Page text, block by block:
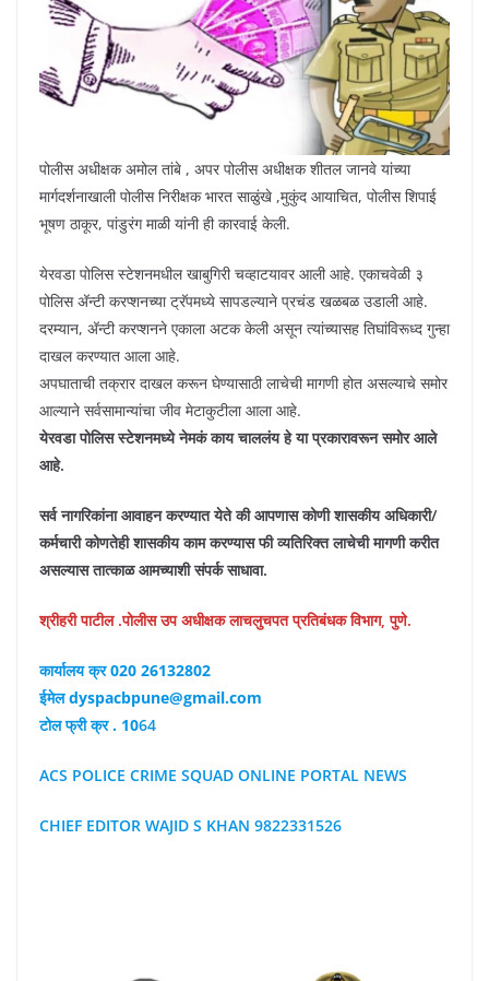
पोलीस अधीक्षक अमोल तांबे , अपर पोलीस अधीक्षक शीतल जानवे यांच्या
मार्गदर्शनाखाली पोलीस निरीक्षक भारत साळुंखे ,मुकुंद आयाचित, पोलीस शिपाई
भूषण ठाकूर, पांडुरंग माळी यांनी ही कारवाई केली.
येरवडा पोलिस स्टेशनमधील खाबुगिरी चव्हाटयावर आली आहे. एकाचवेळी ३
पोलिस अ‍ॅन्टी करप्शनच्या ट्रॅपमध्ये सापडल्याने प्रचंड खळबळ उडाली आहे.
दरम्यान, अ‍ॅन्टी करप्शनने एकाला अटक केली असून त्यांच्यासह तिघांविरूध्द गुन्हा
दाखल करण्यात आला आहे.
अपघाताची तक्रार दाखल करून घेण्यासाठी लाचेची मागणी होत असल्याचे समोर
आल्याने सर्वसामान्यांचा जीव मेटाकुटीला आला आहे.
येरवडा पोलिस स्टेशनमध्ये नेमकं काय चाललंय हे या प्रकारावरून समोर आले
आहे.
सर्व नागरिकांना आवाहन करण्यात येते की आपणास कोणी शासकीय अधिकारी/
कर्मचारी कोणतेही शासकीय काम करण्यास फी व्यतिरिक्त लाचेची मागणी करीत
असल्यास तात्काळ आमच्याशी संपर्क साधावा.
श्रीहरी पाटील .पोलीस उप अधीक्षक लाचलुचपत प्रतिबंधक विभाग, पुणे.
कार्यालय क्र 020 26132802
ईमेल dyspacbpune@gmail.com
टोल फ्री क्र . 1064
ACS POLICE CRIME SQUAD ONLINE PORTAL NEWS
CHIEF EDITOR WAJID S KHAN 9822331526